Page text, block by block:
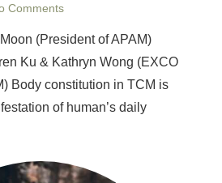
Comments
(President of APAM)
Ku & Kathryn Wong (EXCO
Body constitution in TCM is
of human’s daily